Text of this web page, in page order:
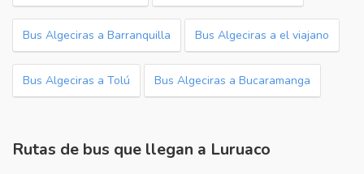
Bus Algeciras a Barranquilla Bus Algeciras a el viajano
Bus Algeciras a Tolú Bus Algeciras a Bucaramanga
Rutas de bus que llegan a Luruaco